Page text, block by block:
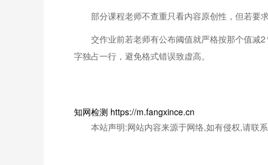
部分课程老师不查重只看内容原创性，但若要
交作业前若老师有公布阈值就严格按那个值减
字独占一行，避免格式错误致虚高。
知网检测 https://m.fangxince.cn
本站声明:网站内容来源于网络,如有侵权,请联